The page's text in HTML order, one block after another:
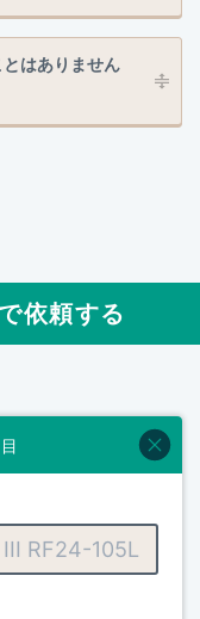
はありません
依頼する